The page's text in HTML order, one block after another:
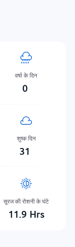
वर्षा के दिन
0
शुष्क दिन
31
सूरज की रोशनी के घंटे
11.9 Hrs